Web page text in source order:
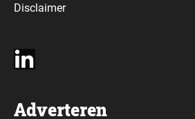
Disclaimer
Adverteren